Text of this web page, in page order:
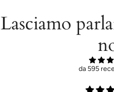
Lasciamo
da 595